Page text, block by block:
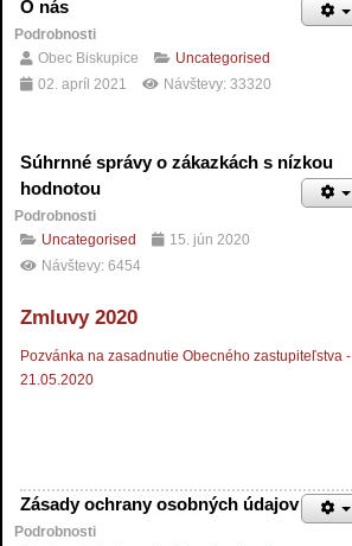
O nás
Podrobnosti
Obec Biskupice
Uncategorised
02. apríl 2021
Návštevy: 33320
Súhrnné správy o zákazkách s nízkou
hodnotou
Podrobnosti
Uncategorised
15. jún 2020
Návštevy: 6454
Zmluvy 2020
Pozvánka na zasadnutie Obecného zastupiteľstva -
21.05.2020
Zásady ochrany osobných údajov
Podrobnosti